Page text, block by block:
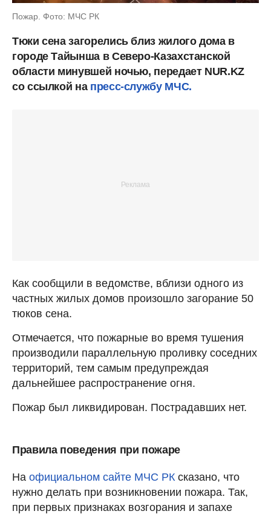
Пожар. Фото: МЧС РК
Тюки сена загорелись близ жилого дома в
городе Тайынша в Северо-Казахстанской
области минувшей ночью, передает NUR.KZ
со ссылкой на пресс-службу МЧС.
Как сообщили в ведомстве, вблизи одного из
частных жилых домов произошло загорание 50
тюков сена.
Отмечается, что пожарные во время тушения
производили параллельную проливку соседних
территорий, тем самым предупреждая
дальнейшее распространение огня.
Пожар был ликвидирован. Пострадавших нет.
Правила поведения при пожаре
На официальном сайте МЧС РК сказано, что
нужно делать при возникновении пожара. Так,
при первых признаках возгорания и запахе